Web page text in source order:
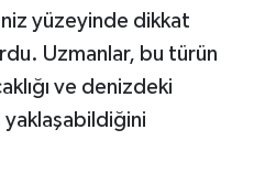
yüzeyinde dikkat
Uzmanlar, bu türün
ve denizdeki
yaklaşabildiğini